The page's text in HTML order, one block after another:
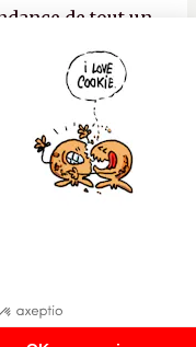
de tout un
avoir uriné sur ses
dans son
Canard PC
Kiosque numérique
Boutique
cookies